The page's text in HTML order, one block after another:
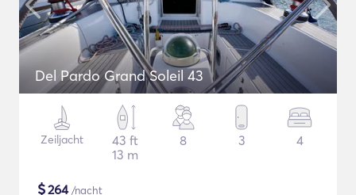
Del Pardo Grand Soleil 43
Zeiljacht
43 ft
13 m
8 3 4
$264/nacht